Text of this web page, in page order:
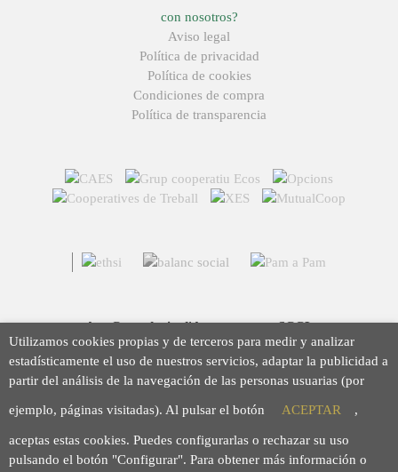
con nosotros?
Aviso legal
Política de privacidad
Política de cookies
Condiciones de compra
Política de transparencia
Arç Corredoria d'Assegurances, SCCL
Casp 43, 08010 Barcelona
93 423 46 02
info@arc.coop
Utilizamos cookies propias y de terceros para medir y analizar
estadísticamente el uso de nuestros servicios, adaptar la publicidad a
partir del análisis de la navegación de las personas usuarias (por
ejemplo, páginas visitadas). Al pulsar el botón ACEPTAR ,
aceptas estas cookies. Puedes configurarlas o rechazar su uso
pulsando el botón "Configurar". Para obtener más información o